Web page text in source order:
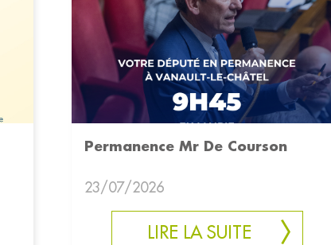
Permanence Mr De Courson
23/07/2026
LIRE LA SUITE